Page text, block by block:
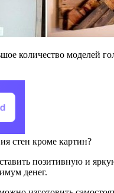
количество моделей
позитивную и
денег.